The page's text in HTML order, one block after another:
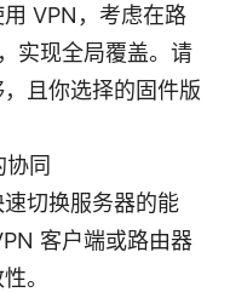
VPN，考虑在路
实现全局覆盖。请
且你选择的固件版
协同
切换服务器的能
客户端或路由器
。